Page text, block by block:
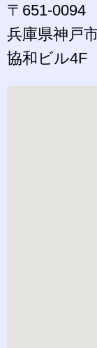
〒651-0094
兵庫県神戸
協和ビル4F